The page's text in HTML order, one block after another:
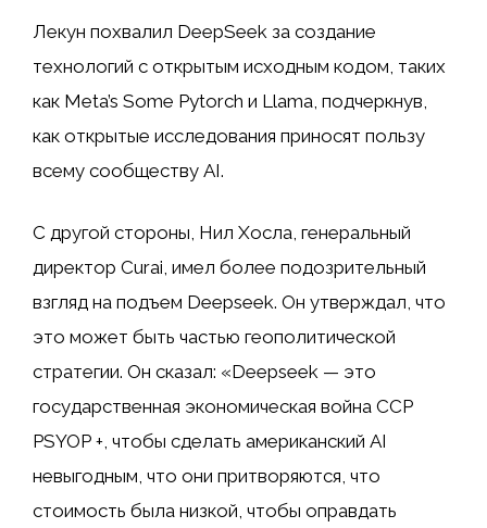
Лекун похвалил DeepSeek за создание
технологий с открытым исходным кодом, таких
как Meta’s Some Pytorch и Llama, подчеркнув,
как открытые исследования приносят пользу
всему сообществу AI.
С другой стороны, Нил Хосла, генеральный
директор Curai, имел более подозрительный
взгляд на подъем Deepseek. Он утверждал, что
это может быть частью геополитической
стратегии. Он сказал: «Deepseek — это
государственная экономическая война CCP
PSYOP +, чтобы сделать американский AI
невыгодным, что они притворяются, что
стоимость была низкой, чтобы оправдать